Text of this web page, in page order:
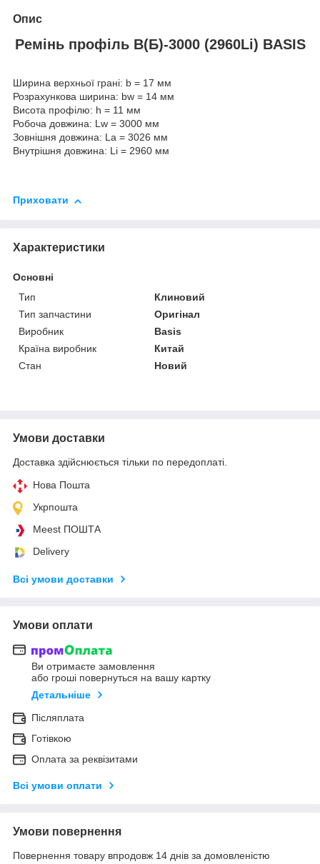
Опис
Ремінь профіль В(Б)-3000 (2960Li) BASIS
Ширина верхньої грані: b = 17 мм
Розрахункова ширина: bw = 14 мм
Висота профілю: h = 11 мм
Робоча довжина: Lw = 3000 мм
Зовнішня довжина: La = 3026 мм
Внутрішня довжина: Li = 2960 мм
Приховати
Характеристики
Основні
Тип
Клиновий
Тип запчастини
Оригінал
Виробник
Basis
Країна виробник
Китай
Стан
Новий
Умови доставки
Доставка здійснюється тільки по передоплаті.
Нова Пошта
Укрпошта
Meest ПОШТА
Delivery
Всі умови доставки
Умови оплати
Ви отримаєте замовлення
або гроші повернуться на вашу картку
Детальніше
Післяплата
Готівкою
Оплата за реквізитами
Всі умови оплати
Умови повернення
Повернення товару впродовж 14 днів за домовленістю